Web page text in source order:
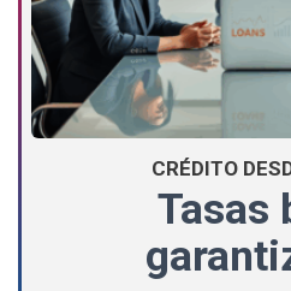
CRÉDITO
Tasas